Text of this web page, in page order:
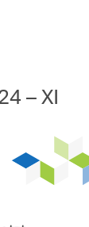
– XI